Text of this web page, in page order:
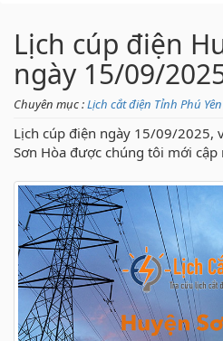
Lịch cúp điện
ngày 15/09/
Chuyên mục :Lịch cắt điện Tỉnh Phú Yên
Lịch cúp điện ngày 15/09/2025,
Sơn Hòa được chúng tôi mới cập